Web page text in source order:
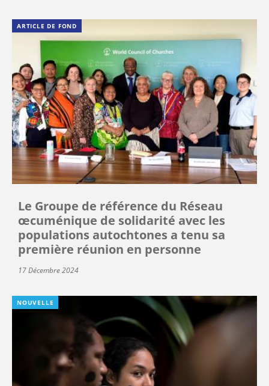
ARTICLE DE FOND
Le Groupe de référence du Réseau
œcuménique de solidarité avec les
populations autochtones a tenu sa
première réunion en personne
17 Décembre 2024
NOUVELLE